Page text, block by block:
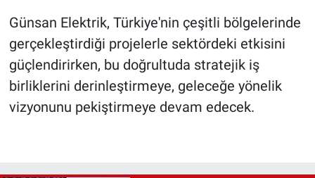
Günsan Elektrik, Türkiye'nin çeşitli bölgelerinde
gerçekleştirdiği projelerle sektördeki etkisini
güçlendirirken, bu doğrultuda stratejik iş
birliklerini derinleştirmeye, geleceğe yönelik
vizyonunu pekiştirmeye devam edecek.